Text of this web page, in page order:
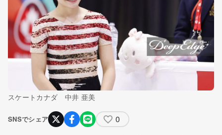
スケートカナダ 中井 亜美
SNSでシェア 0